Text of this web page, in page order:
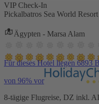
VIP Check-In
Pickalbatros Sea World Resort
Ägypten - Marsa Alam
Für dieses Hotel liegen 6893
von 96% vor
8-tägige Flugreise, DZ inkl. AI